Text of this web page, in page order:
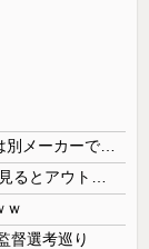
ｗ
督選考巡り